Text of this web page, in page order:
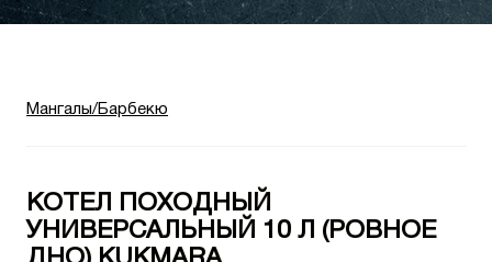
Мангалы/Барбекю
КОТЕЛ ПОХОДНЫЙ
УНИВЕРСАЛЬНЫЙ 10 Л (РОВНОЕ